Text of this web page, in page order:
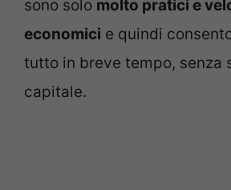
sono solo molto pratici e
economici e quindi
tutto in breve tempo, senza
capitale.